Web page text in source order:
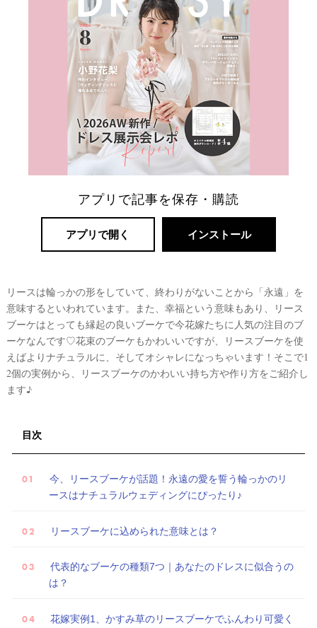
アプリで記事を保存・購読
アプリで開く インストール
リースは輪っかの形をしていて、終わりがないことから「永遠」を
意味するといわれています。また、幸福という意味もあり、リース
ブーケはとっても縁起の良いブーケで今花嫁たちに人気の注目のブ
ーケなんです♡花束のブーケもかわいいですが、リースブーケを使
えばよりナチュラルに、そしてオシャレになっちゃいます！そこで1
2個の実例から、リースブーケのかわいい持ち方や作り方をご紹介し
ます♪
目次
今、リースブーケが話題！永遠の愛を誓う輪っかのリ
ースはナチュラルウェディングにぴったり♪
リースブーケに込められた意味とは？
代表的なブーケの種類7つ｜あなたのドレスに似合うの
は？
花嫁実例1、かすみ草のリースブーケでふんわり可愛く
リ
ゾ
ー